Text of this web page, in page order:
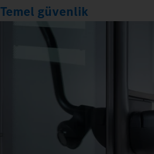
Temel güvenlik